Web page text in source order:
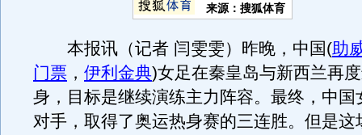
来源：搜狐体育
本报讯（记者 闫雯雯）昨晚，中国(助
门票 ， 伊利金典)女足在秦皇岛与新西兰再
身，目标是继续演练主力阵容。最终，中国
对手，取得了奥运热身赛的三连胜。但是这